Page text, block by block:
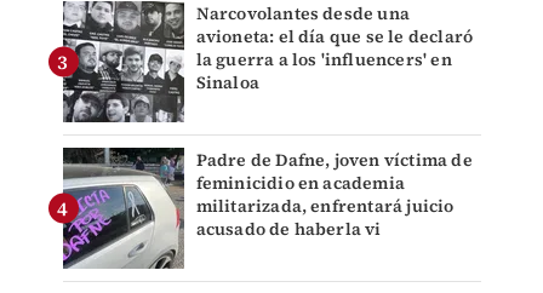
Narcovolantes desde una
avioneta: el día que se le declaró
la guerra a los 'influencers' en
Sinaloa
Padre de Dafne, joven víctima de
feminicidio en academia
militarizada, enfrentará juicio
acusado de haberla vi